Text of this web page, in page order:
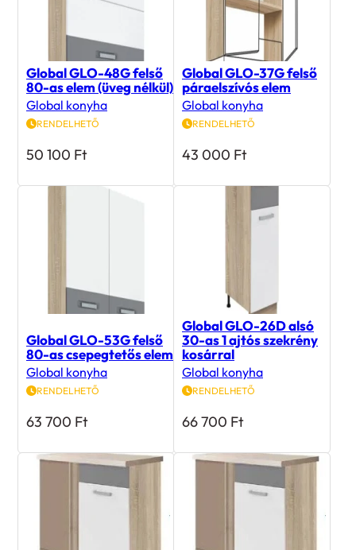
Global GLO-48G felső
80-as elem (üveg nélkül)
Global konyha
RENDELHETŐ
50 100 Ft
Global GLO-37G felső
páraelszívós elem
Global konyha
RENDELHETŐ
43 000 Ft
Global GLO-53G felső
80-as csepegtetős elem
Global konyha
RENDELHETŐ
63 700 Ft
Global GLO-26D alsó
30-as 1 ajtós szekrény
kosárral
Global konyha
RENDELHETŐ
66 700 Ft